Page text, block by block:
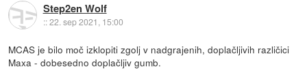
Step2en Wolf
::22. sep 2021, 15:00
MCAS je bilo moč izklopiti zgolj v nadgrajenih, doplačljivih različici
Maxa - dobesedno doplačljiv gumb.